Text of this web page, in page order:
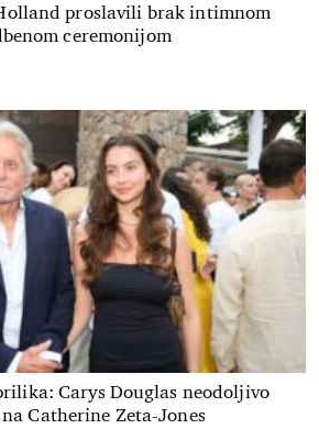
proslavili brak intimnom
ceremonijom
Carys Douglas neodoljivo
Catherine Zeta-Jones